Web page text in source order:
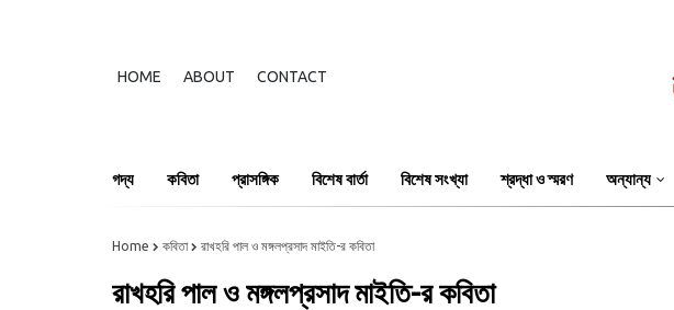
HOME ABOUT CONTACT
গদ্য কবিতা প্রাসঙ্গিক বিশেষ বার্তা বিশেষ সংখ্যা শ্রদ্ধা ও স্মরণ অন্যান্য
Home কবিতা রাখহরি পাল ও মঙ্গলপ্রসাদ মাইতি-র কবিতা
রাখহরি পাল ও মঙ্গলপ্রসাদ মাইতি-র কবিতা